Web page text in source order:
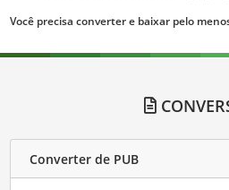
Você precisa converter e baixar pelo
Converter de PUB